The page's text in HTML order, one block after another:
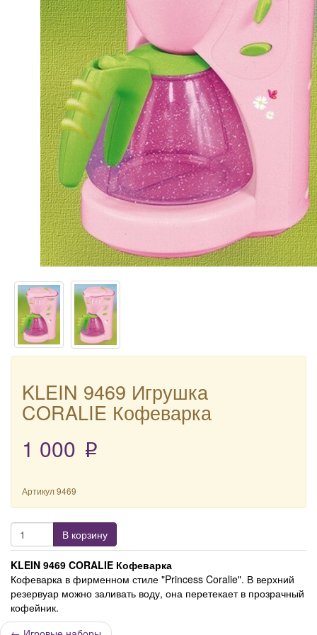
KLEIN 9469 Игрушка
CORALIE Кофеварка
1 000 p
Артикул9469
В корзину
KLEIN 9469 CORALIE Кофеварка
Кофеварка в фирменном стиле "Princess Coralie". В верхний
резервуар можно заливать воду, она перетекает в прозрачный
кофейник.